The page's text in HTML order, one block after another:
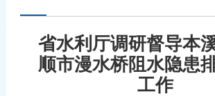
省水利厅调研督导本
顺市漫水桥阻水隐患
工作